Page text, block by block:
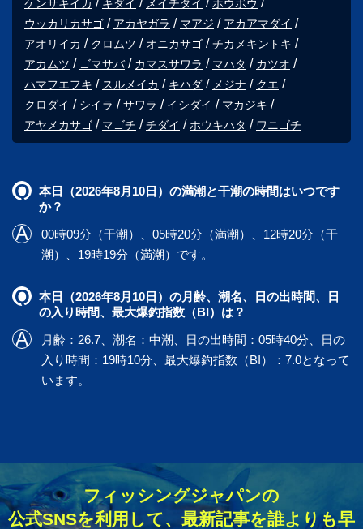
ケンサキイカ キダイ メイチダイ
ホウボウ
ウッカリカサゴ
アカヤガラ マアジ
アカアマダイ
アオリイカ
クロムツ オニカサゴ
チカメキントキ
アカムツ
ゴマサバ カマスサワラ マハタ
カツオ
ハマフエフキ
スルメイカ キハダ メジナ
クエ
クロダイ
シイラ サワラ イシダイ
マカジキ
アヤメカサゴ
マゴチ チダイ ホウキハタ ワニゴチ
本日（2026年8月10日）の満潮と干潮の時間はいつです
か？
00時09分（干潮）、05時20分（満潮）、12時20分（干
潮）、19時19分（満潮）です。
本日（2026年8月10日）の月齢、潮名、日の出時間、日
の入り時間、最大爆釣指数（BI）は？
月齢：26.7、潮名：中潮、日の出時間：05時40分、日の
入り時間：19時10分、最大爆釣指数（BI）：7.0となって
います。
フィッシングジャパンの
公式SNSを利用して、最新記事を誰よりも早